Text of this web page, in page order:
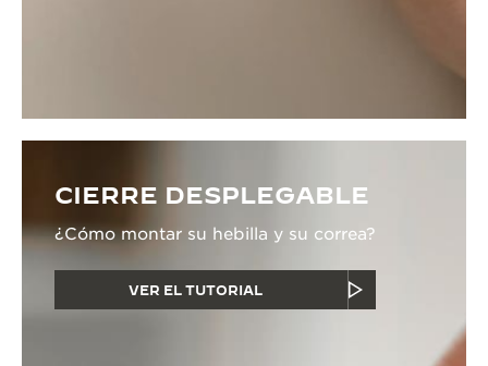
CIERRE DESPLEGABLE
¿Cómo montar su hebilla y su correa?
VER EL TUTORIAL